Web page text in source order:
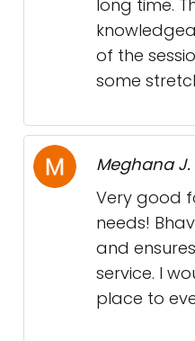
long time.
of the
some
Meghana J.
Very good
needs!
and
service. I
place to